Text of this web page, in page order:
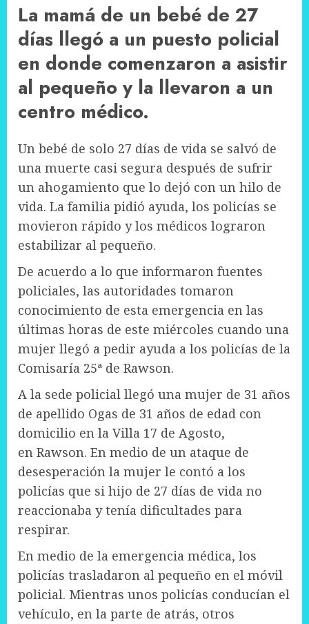
La mamá de un bebé de 27
días llegó a un puesto policial
en donde comenzaron a asistir
al pequeño y la llevaron a un
centro médico.
Un bebé de solo 27 días de vida se salvó de
una muerte casi segura después de sufrir
un ahogamiento que lo dejó con un hilo de
vida. La familia pidió ayuda, los policías se
movieron rápido y los médicos lograron
estabilizar al pequeño.
De acuerdo a lo que informaron fuentes
policiales, las autoridades tomaron
conocimiento de esta emergencia en las
últimas horas de este miércoles cuando una
mujer llegó a pedir ayuda a los policías de la
Comisaría 25ª de Rawson.
A la sede policial llegó una mujer de 31 años
de apellido Ogas de 31 años de edad con
domicilio en la Villa 17 de Agosto,
en Rawson. En medio de un ataque de
desesperación la mujer le contó a los
policías que si hijo de 27 días de vida no
reaccionaba y tenía dificultades para
respirar.
En medio de la emergencia médica, los
policías trasladaron al pequeño en el móvil
policial. Mientras unos policías conducían el
vehículo, en la parte de atrás, otros